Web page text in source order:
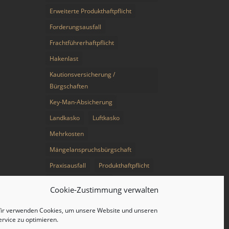
Cookie-Zustimmung verwalten
verwenden Cookies, um unsere Website und unseren
zu optimieren.
Erweiterte Produkthaftpflicht
Forderungsausfall
Frachtführerhaftpflicht
Hakenlast
Kautionsversicherung /
Bürgschaften
Key-Man-Absicherung
Landkasko
Luftkasko
Mehrkosten
Mängelanspruchsbürgschaft
Praxisausfall
Produkthaftpflicht
Schließung infolge Seuchengefahr